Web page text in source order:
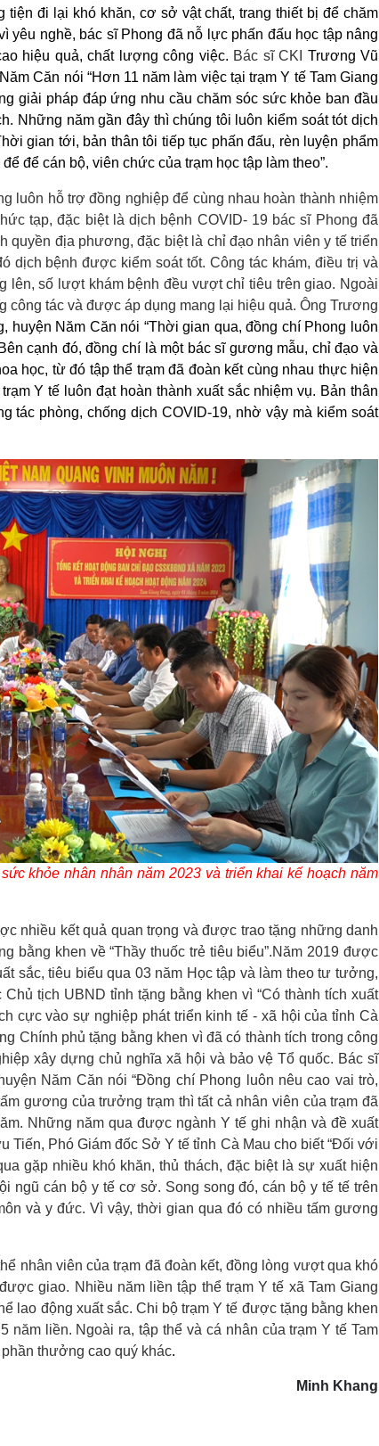
đi lại khó khăn, cơ sở vật chất, trang thiết bị để chăm
nghề, bác sĩ Phong đã nỗ lực phấn đấu học tập nâng
hiệu quả, chất lượng công việc. Bác sĩ CKI Trương Vũ
Căn nói “Hơn 11 năm làm việc tại trạm Y tế Tam Giang
giải pháp đáp ứng nhu cầu chăm sóc sức khỏe ban đầu
Những năm gần đây thì chúng tôi luôn kiểm soát tót dịch
gian tới, bản thân tôi tiếp tục phấn đấu, rèn luyện phẩm
để cán bộ, viên chức của trạm học tập làm theo”.
hỗ trợ đồng nghiệp để cùng nhau hoàn thành nhiệm
tạp, đặc biệt là dịch bệnh COVID- 19 bác sĩ Phong đã
quyền địa phương, đặc biệt là chỉ đạo nhân viên y tế triển
dịch bệnh được kiểm soát tốt. Công tác khám, điều trị và
số lượt khám bệnh đều vượt chỉ tiêu trên giao. Ngoài
công tác và được áp dụng mang lại hiệu quả. Ông Trương
huyện Năm Căn nói “Thời gian qua, đồng chí Phong luôn
cạnh đó, đồng chí là một bác sĩ gương mẫu, chỉ đạo và
học, từ đó tập thể trạm đã đoàn kết cùng nhau thực hiện
Y tế luôn đạt hoàn thành xuất sắc nhiệm vụ. Bản thân
tác phòng, chống dịch COVID-19, nhờ vậy mà kiểm soát
khỏe nhân nhân năm 2023 và triển khai kế hoạch năm
nhiều kết quả quan trọng và được trao tặng những danh
bằng khen về “Thầy thuốc trẻ tiêu biểu”.Năm 2019 được
sắc, tiêu biểu qua 03 năm Học tập và làm theo tư tưởng,
tịch UBND tỉnh tặng bằng khen vì “Có thành tích xuất
cực vào sự nghiệp phát triển kinh tế - xã hội của tỉnh Cà
Chính phủ tặng bằng khen vì đã có thành tích trong công
xây dựng chủ nghĩa xã hội và bảo vệ Tổ quốc. Bác sĩ
Năm Căn nói “Đồng chí Phong luôn nêu cao vai trò,
gương của trưởng trạm thì tất cả nhân viên của trạm đã
Những năm qua được ngành Y tế ghi nhận và đề xuất
Phó Giám đốc Sở Y tế tỉnh Cà Mau cho biết “Đối với
gặp nhiều khó khăn, thủ thách, đặc biệt là sự xuất hiện
ngũ cán bộ y tế cơ sở. Song song đó, cán bộ y tế tế trên
và y đức. Vì vậy, thời gian qua đó có nhiều tấm gương
viên của trạm đã đoàn kết, đồng lòng vượt qua khó
giao. Nhiều năm liền tập thể trạm Y tế xã Tam Giang
lao động xuất sắc. Chi bộ trạm Y tế được tặng bằng khen
năm liền. Ngoài ra, tập thể và cá nhân của trạm Y tế Tam
thưởng cao quý khác.
Minh Khang